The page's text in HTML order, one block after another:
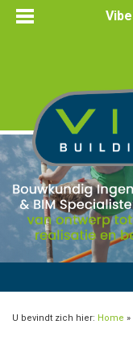
U bevindt zich hier: Home »